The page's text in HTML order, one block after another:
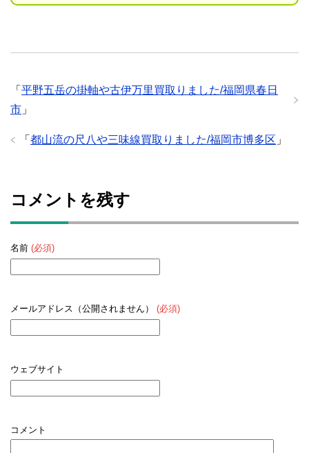
「 平野五岳の掛軸や古伊万里買取りました/福岡県春日
市 」
「 都山流の尺八や三味線買取りました/福岡市博多区 」
コメントを残す
名前 (必須)
メールアドレス（公開されません） (必須)
ウェブサイト
コメント